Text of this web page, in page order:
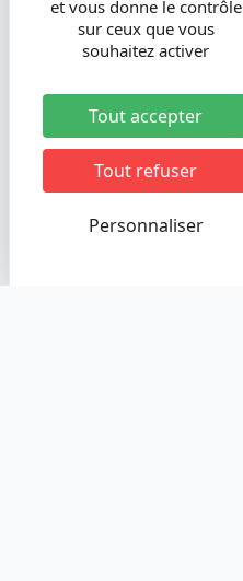
et vous donne le contrôle
sur ceux que vous
souhaitez activer
Tout accepter
Tout refuser
Personnaliser